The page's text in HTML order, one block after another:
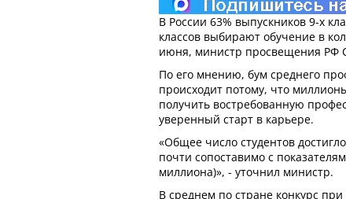
В России 63% выпускников 9-х
классов выбирают обучение в
июня, министр просвещения РФ
По его мнению, бум среднего
происходит потому, что
получить востребованную
уверенный старт в карьере.
«Общее число студентов
почти сопоставимо с
миллиона)», - уточнил министр.
В среднем по стране конкурс